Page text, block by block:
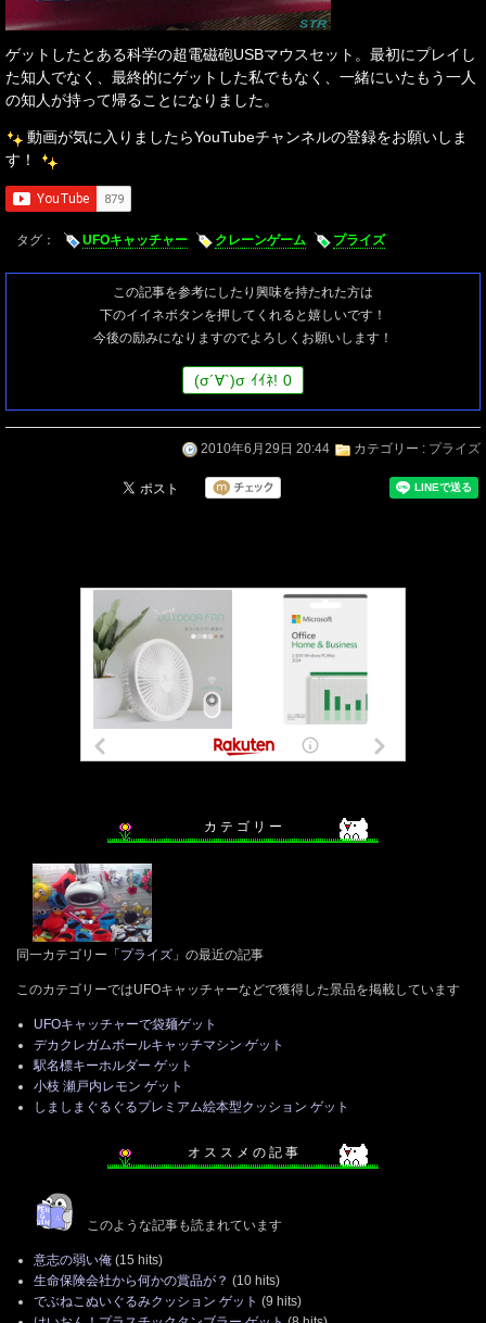
ゲットしたとある科学の超電磁砲USBマウスセット。最初にプレイし
た知人でなく、最終的にゲットした私でもなく、一緒にいたもう一人
の知人が持って帰ることになりました。
動画が気に入りましたらYouTubeチャンネルの登録をお願いしま
す！
タグ： UFOキャッチャー クレーンゲーム プライズ
この記事を参考にしたり興味を持たれた方は
下のイイネボタンを押してくれると嬉しいです！
今後の励みになりますのでよろしくお願いします！
(σ´∀`)σ ｲｲﾈ! 0
2010年6月29日 20:44 カテゴリー : プライズ
カ テ ゴ リ ー
同一カテゴリー「 プライズ 」の最近の記事
このカテゴリーではUFOキャッチャーなどで獲得した景品を掲載しています
UFOキャッチャーで袋麺ゲット
デカクレガムボールキャッチマシン ゲット
駅名標キーホルダー ゲット
小枝 瀬戸内レモン ゲット
しましまぐるぐるプレミアム絵本型クッション ゲット
オ ス ス メ の 記 事
このような記事も読まれています
意志の弱い俺 (15 hits)
生命保険会社から何かの賞品が？ (10 hits)
でぶねこぬいぐるみクッション ゲット (9 hits)